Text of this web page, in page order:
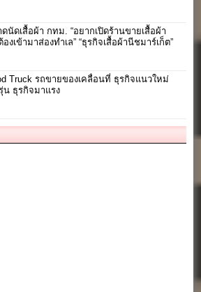
นัดเสื้อผ้า กทม. “อยากเปิดร้านขายเสื้อผ้า
งเข้ามาส่องทำเล” “ธุรกิจเสื้อผ้านีชมาร์เก็ต”
Truck รถขายของเคลื่อนที่ ธุรกิจแนวใหม่
น ธุรกิจมาแรง